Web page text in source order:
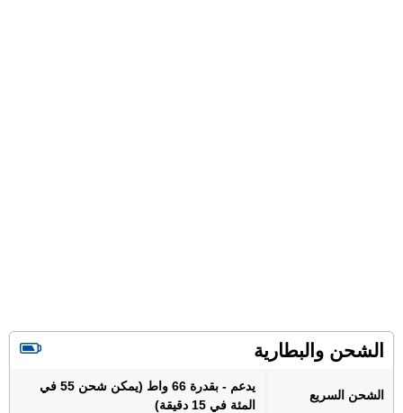
الشحن والبطارية
الشحن السريع
يدعم - بقدرة 66 واط (يمكن شحن 55 في
المئة في 15 دقيقة)